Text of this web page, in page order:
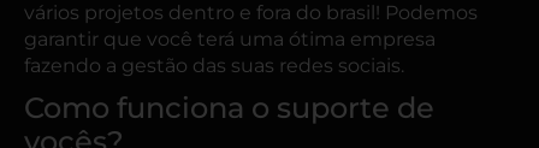
vários projetos dentro e fora do brasil! Podemos
garantir que você terá uma ótima empresa
fazendo a gestão das suas redes sociais.
Como funciona o suporte de